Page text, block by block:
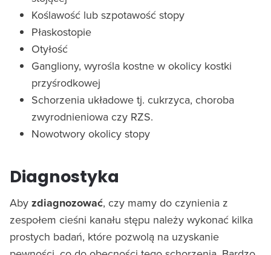
Koślawość lub szpotawość stopy
Płaskostopie
Otyłość
Gangliony, wyrośla kostne w okolicy kostki
przyśrodkowej
Schorzenia układowe tj. cukrzyca, choroba
zwyrodnieniowa czy RZS.
Nowotwory okolicy stopy
Diagnostyka
Aby zdiagnozować, czy mamy do czynienia z
zespołem cieśni kanału stępu należy wykonać kilka
prostych badań, które pozwolą na uzyskanie